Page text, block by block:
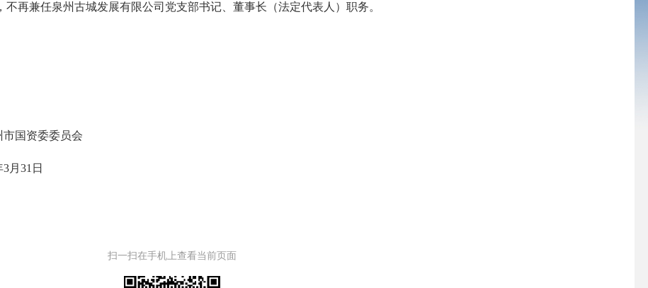
再兼任泉州古城发展有限公司党支部书记、董事长（法定代表人）职务。
市国资委委员会
3月31 日
扫一扫在手机上查看当前页面